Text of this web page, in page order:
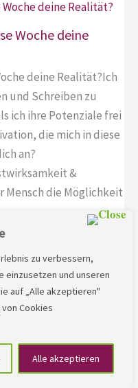
zu verbessern,
einzusetzen und unseren
auf „Alle akzeptieren"
Cookies
Alle akzeptieren
Woche deine
deine Realität?Ich
und Schreiben zu
ich ihre Potenziale frei
die mich in diese
an?
&
Mensch die Möglichkeit
Du bist auf der Suche
und hilfreichen